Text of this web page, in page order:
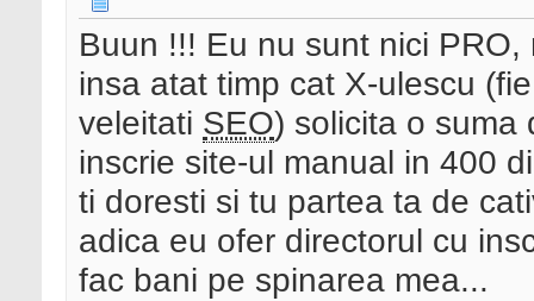
Buun !!! Eu nu sunt nici
insa atat timp cat X-ulescu
veleitati SEO) solicita o suma
inscrie site-ul manual in 400
ti doresti si tu partea ta de
adica eu ofer directorul cu
fac bani pe spinarea mea...